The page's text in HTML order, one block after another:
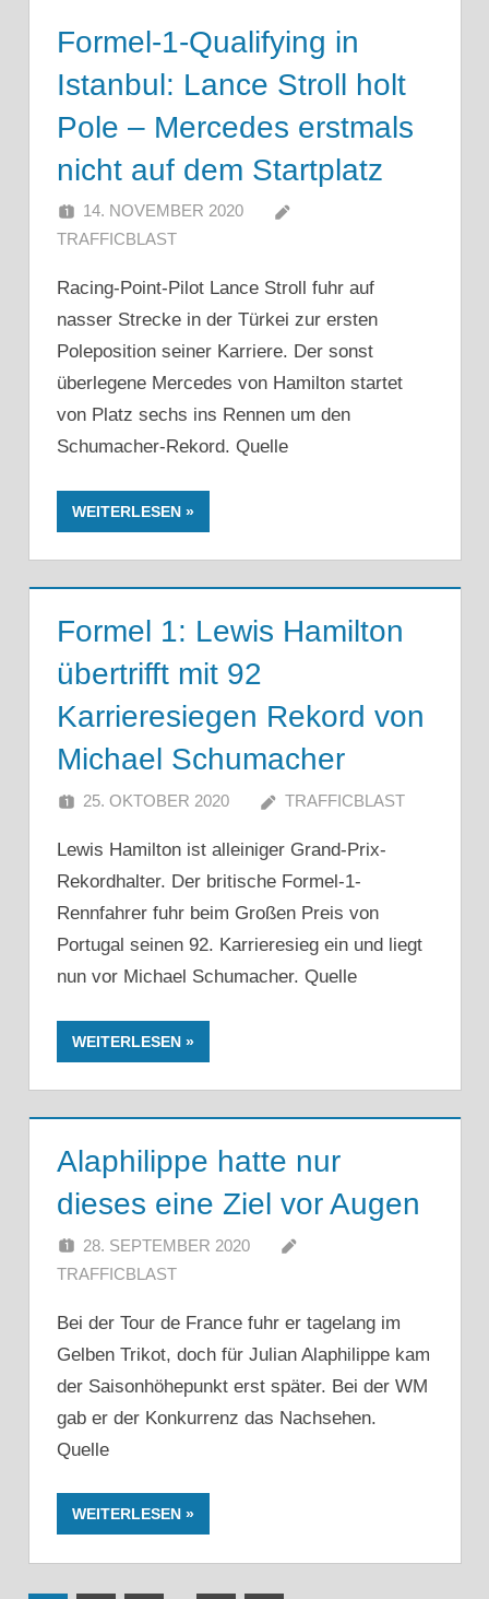
Formel-1-Qualifying in
Istanbul: Lance Stroll holt
Pole – Mercedes erstmals
nicht auf dem Startplatz
14. NOVEMBER 2020
TRAFFICBLAST
Racing-Point-Pilot Lance Stroll fuhr auf
nasser Strecke in der Türkei zur ersten
Poleposition seiner Karriere. Der sonst
überlegene Mercedes von Hamilton startet
von Platz sechs ins Rennen um den
Schumacher-Rekord. Quelle
WEITERLESEN
Formel 1: Lewis Hamilton
übertrifft mit 92
Karrieresiegen Rekord von
Michael Schumacher
25. OKTOBER 2020 TRAFFICBLAST
Lewis Hamilton ist alleiniger Grand-Prix-
Rekordhalter. Der britische Formel-1-
Rennfahrer fuhr beim Großen Preis von
Portugal seinen 92. Karrieresieg ein und liegt
nun vor Michael Schumacher. Quelle
WEITERLESEN
Alaphilippe hatte nur
dieses eine Ziel vor Augen
28. SEPTEMBER 2020
TRAFFICBLAST
Bei der Tour de France fuhr er tagelang im
Gelben Trikot, doch für Julian Alaphilippe kam
der Saisonhöhepunkt erst später. Bei der WM
gab er der Konkurrenz das Nachsehen.
Quelle
WEITERLESEN